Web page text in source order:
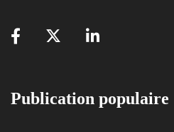
Publication populaire